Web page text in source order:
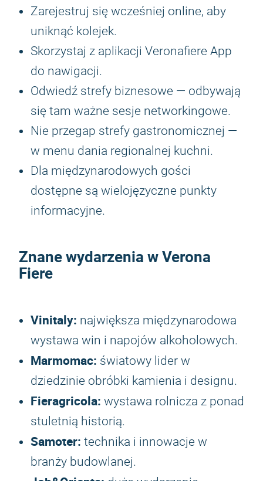
Zarejestruj się wcześniej online, aby
uniknąć kolejek.
Skorzystaj z aplikacji Veronafiere App
do nawigacji.
Odwiedź strefy biznesowe — odbywają
się tam ważne sesje networkingowe.
Nie przegap strefy gastronomicznej —
w menu dania regionalnej kuchni.
Dla międzynarodowych gości
dostępne są wielojęzyczne punkty
informacyjne.
Znane wydarzenia w Verona
Fiere
Vinitaly: największa międzynarodowa
wystawa win i napojów alkoholowych.
Marmomac: światowy lider w
dziedzinie obróbki kamienia i designu.
Fieragricola: wystawa rolnicza z ponad
stuletnią historią.
Samoter: technika i innowacje w
branży budowlanej.